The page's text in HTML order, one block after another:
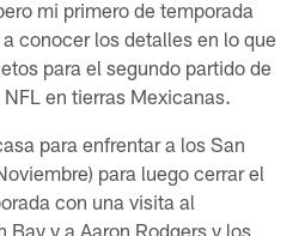
mi primero de temporada
conocer los detalles en lo que
para el segundo partido de
en tierras Mexicanas.
para enfrentar a los San
para luego cerrar el
con una visita al
Bay y a Aaron Rodgers y los